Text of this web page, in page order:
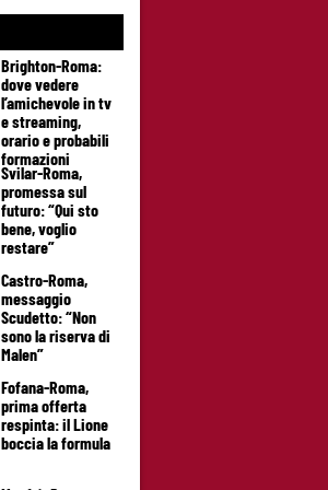
Brighton-Roma:
dove vedere
l’amichevole in tv
e streaming,
orario e probabili
formazioni
Svilar-Roma,
promessa sul
futuro: “Qui sto
bene, voglio
restare”
Castro-Roma,
messaggio
Scudetto: “Non
sono la riserva di
Malen”
Fofana-Roma,
prima offerta
respinta: il Lione
boccia la formula